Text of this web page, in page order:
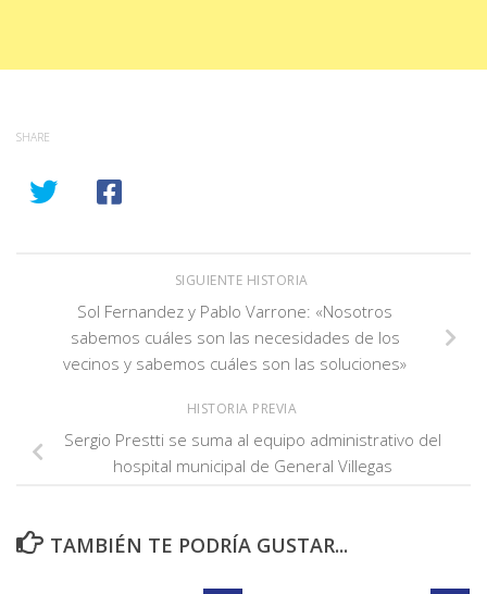
SHARE
SIGUIENTE HISTORIA
Sol Fernandez y Pablo Varrone: «Nosotros
sabemos cuáles son las necesidades de los
vecinos y sabemos cuáles son las soluciones»
HISTORIA PREVIA
Sergio Prestti se suma al equipo administrativo del
hospital municipal de General Villegas
TAMBIÉN TE PODRÍA GUSTAR...